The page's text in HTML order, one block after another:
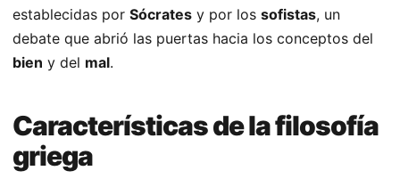
establecidas por Sócrates y por los sofistas, un
debate que abrió las puertas hacia los conceptos del
bien y del mal.
Características de la filosofía
griega